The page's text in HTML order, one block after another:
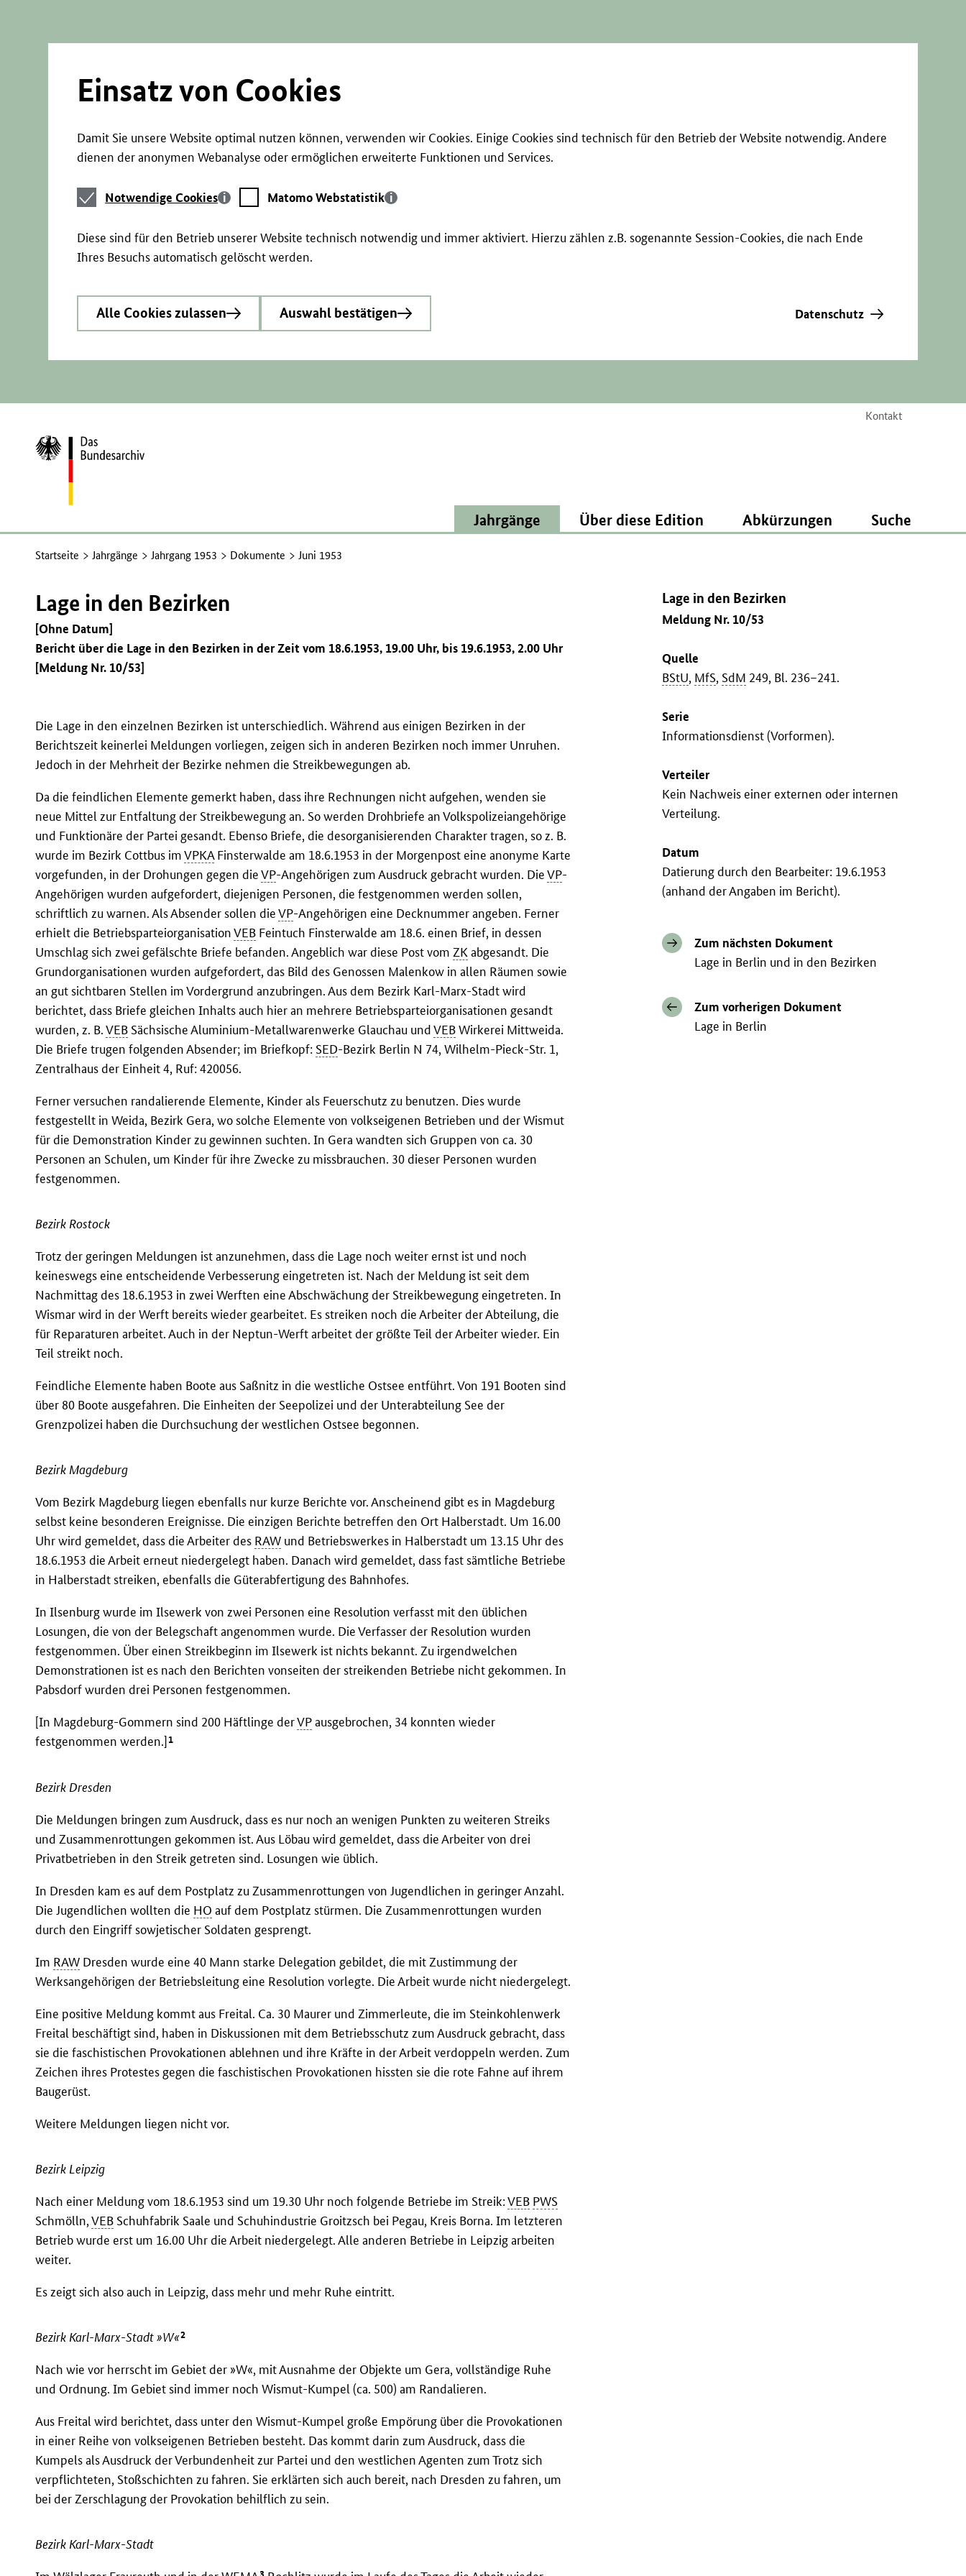
Einsatz von Cookies
Damit Sie unsere Website optimal nutzen können, verwenden wir Cookies. Einige Cookies sind technisch für den Betrieb der Website notwendig. Andere
dienen der anonymen Webanalyse oder ermöglichen erweiterte Funktionen und Services.
Notwendige
Cookies
Notwendige Cookies
Matomo
Webstatistik
Matomo Webstatistik
Diese sind für den Betrieb unserer Website technisch notwendig und immer aktiviert. Hierzu zählen z.B. sogenannte Session-Cookies, die nach Ende
Ihres Besuchs automatisch gelöscht werden.
Alle Cookies zulassen Auswahl bestätigen Datenschutz
Kontakt
Zur
Startseite
Jahrgänge Über diese Edition Abkürzungen Suche
Startseite Jahrgänge Jahrgang 1953 Dokumente Juni 1953
Lage in den Bezirken
Meldung Nr. 10/53
Quelle
BStU, MfS, SdM 249, Bl. 236–241.
Serie
Informationsdienst (Vorformen).
Verteiler
Kein Nachweis einer externen oder internen
Verteilung.
Datum
Datierung durch den Bearbeiter: 19.6.1953
(anhand der Angaben im Bericht).
Zum nächsten Dokument
Lage in Berlin und in den Bezirken
Zum vorherigen Dokument
Lage in Berlin
Lage in den Bezirken
[Ohne Datum]
Bericht über die Lage in den Bezirken in der Zeit vom 18.6.1953, 19.00 Uhr, bis 19.6.1953, 2.00 Uhr
[Meldung Nr. 10/53]
Die Lage in den einzelnen Bezirken ist unterschiedlich. Während aus einigen Bezirken in der
Berichtszeit keinerlei Meldungen vorliegen, zeigen sich in anderen Bezirken noch immer Unruhen.
Jedoch in der Mehrheit der Bezirke nehmen die Streikbewegungen ab.
Da die feindlichen Elemente gemerkt haben, dass ihre Rechnungen nicht aufgehen, wenden sie
neue Mittel zur Entfaltung der Streikbewegung an. So werden Drohbriefe an Volkspolizeiangehörige
und Funktionäre der Partei gesandt. Ebenso Briefe, die desorganisierenden Charakter tragen, so z. B.
wurde im Bezirk Cottbus imVPKAFinsterwalde am 18.6.1953 in der Morgenpost eine anonyme Karte
vorgefunden, in der Drohungen gegen dieVP-Angehörigen zum Ausdruck gebracht wurden. DieVP-
Angehörigen wurden aufgefordert, diejenigen Personen, die festgenommen werden sollen,
schriftlich zu warnen. Als Absender sollen dieVP-Angehörigen eine Decknummer angeben. Ferner
erhielt die BetriebsparteiorganisationVEB Feintuch Finsterwalde am 18.6. einen Brief, in dessen
Umschlag sich zwei gefälschte Briefe befanden. Angeblich war diese Post vomZKabgesandt. Die
Grundorganisationen wurden aufgefordert, das Bild des Genossen Malenkow in allen Räumen sowie
an gut sichtbaren Stellen im Vordergrund anzubringen. Aus dem Bezirk Karl-Marx-Stadt wird
berichtet, dass Briefe gleichen Inhalts auch hier an mehrere Betriebsparteiorganisationen gesandt
wurden, z. B.VEB Sächsische Aluminium-Metallwarenwerke Glauchau undVEBWirkerei Mittweida.
Die Briefe trugen folgenden Absender; im Briefkopf: SED-Bezirk Berlin N 74, Wilhelm-Pieck-Str. 1,
Zentralhaus der Einheit 4, Ruf: 420056.
Ferner versuchen randalierende Elemente, Kinder als Feuerschutz zu benutzen. Dies wurde
festgestellt in Weida, Bezirk Gera, wo solche Elemente von volkseigenen Betrieben und der Wismut
für die Demonstration Kinder zu gewinnen suchten. In Gera wandten sich Gruppen von ca. 30
Personen an Schulen, um Kinder für ihre Zwecke zu missbrauchen. 30 dieser Personen wurden
festgenommen.
Bezirk Rostock
Trotz der geringen Meldungen ist anzunehmen, dass die Lage noch weiter ernst ist und noch
keineswegs eine entscheidende Verbesserung eingetreten ist. Nach der Meldung ist seit dem
Nachmittag des 18.6.1953 in zwei Werften eine Abschwächung der Streikbewegung eingetreten. In
Wismar wird in der Werft bereits wieder gearbeitet. Es streiken noch die Arbeiter der Abteilung, die
für Reparaturen arbeitet. Auch in der Neptun-Werft arbeitet der größte Teil der Arbeiter wieder. Ein
Teil streikt noch.
Feindliche Elemente haben Boote aus Saßnitz in die westliche Ostsee entführt. Von 191 Booten sind
über 80 Boote ausgefahren. Die Einheiten der Seepolizei und der Unterabteilung See der
Grenzpolizei haben die Durchsuchung der westlichen Ostsee begonnen.
Bezirk Magdeburg
Vom Bezirk Magdeburg liegen ebenfalls nur kurze Berichte vor. Anscheinend gibt es in Magdeburg
selbst keine besonderen Ereignisse. Die einzigen Berichte betreffen den Ort Halberstadt. Um 16.00
Uhr wird gemeldet, dass die Arbeiter des RAW und Betriebswerkes in Halberstadt um 13.15 Uhr des
18.6.1953 die Arbeit erneut niedergelegt haben. Danach wird gemeldet, dass fast sämtliche Betriebe
in Halberstadt streiken, ebenfalls die Güterabfertigung des Bahnhofes.
In Ilsenburg wurde im Ilsewerk von zwei Personen eine Resolution verfasst mit den üblichen
Losungen, die von der Belegschaft angenommen wurde. Die Verfasser der Resolution wurden
festgenommen. Über einen Streikbeginn im Ilsewerk ist nichts bekannt. Zu irgendwelchen
Demonstrationen ist es nach den Berichten vonseiten der streikenden Betriebe nicht gekommen. In
Pabsdorf wurden drei Personen festgenommen.
[In Magdeburg-Gommern sind 200 Häftlinge derVPausgebrochen, 34 konnten wieder
festgenommen werden.] 1
Bezirk Dresden
Die Meldungen bringen zum Ausdruck, dass es nur noch an wenigen Punkten zu weiteren Streiks
und Zusammenrottungen gekommen ist. Aus Löbau wird gemeldet, dass die Arbeiter von drei
Privatbetrieben in den Streik getreten sind. Losungen wie üblich.
In Dresden kam es auf dem Postplatz zu Zusammenrottungen von Jugendlichen in geringer Anzahl.
Die Jugendlichen wollten die HO auf dem Postplatz stürmen. Die Zusammenrottungen wurden
durch den Eingriff sowjetischer Soldaten gesprengt.
Im RAW Dresden wurde eine 40 Mann starke Delegation gebildet, die mit Zustimmung der
Werksangehörigen der Betriebsleitung eine Resolution vorlegte. Die Arbeit wurde nicht niedergelegt.
Eine positive Meldung kommt aus Freital. Ca. 30 Maurer und Zimmerleute, die im Steinkohlenwerk
Freital beschäftigt sind, haben in Diskussionen mit dem Betriebsschutz zum Ausdruck gebracht, dass
sie die faschistischen Provokationen ablehnen und ihre Kräfte in der Arbeit verdoppeln werden. Zum
Zeichen ihres Protestes gegen die faschistischen Provokationen hissten sie die rote Fahne auf ihrem
Baugerüst.
Weitere Meldungen liegen nicht vor.
Bezirk Leipzig
Nach einer Meldung vom 18.6.1953 sind um 19.30 Uhr noch folgende Betriebe im Streik:VEB PWS
Schmölln,VEB Schuhfabrik Saale und Schuhindustrie Groitzsch bei Pegau, Kreis Borna. Im letzteren
Betrieb wurde erst um 16.00 Uhr die Arbeit niedergelegt. Alle anderen Betriebe in Leipzig arbeiten
weiter.
Es zeigt sich also auch in Leipzig, dass mehr und mehr Ruhe eintritt.
Bezirk Karl-Marx-Stadt »W«2
Nach wie vor herrscht im Gebiet der »W«, mit Ausnahme der Objekte um Gera, vollständige Ruhe
und Ordnung. Im Gebiet sind immer noch Wismut-Kumpel (ca. 500) am Randalieren.
Aus Freital wird berichtet, dass unter den Wismut-Kumpel große Empörung über die Provokationen
in einer Reihe von volkseigenen Betrieben besteht. Das kommt darin zum Ausdruck, dass die
Kumpels als Ausdruck der Verbundenheit zur Partei und den westlichen Agenten zum Trotz sich
verpflichteten, Stoßschichten zu fahren. Sie erklärten sich auch bereit, nach Dresden zu fahren, um
bei der Zerschlagung der Provokation behilflich zu sein.
Bezirk Karl-Marx-Stadt